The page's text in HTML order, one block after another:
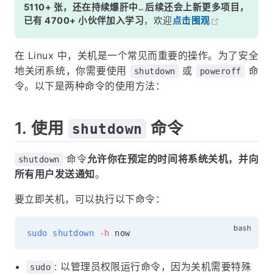
5110+ 张，还在持续爆肝中.. 后续还会上新更多项目，
已有 4700+ 小伙伴加入学习，欢迎点击围观
在 Linux 中，关机是一个常见而重要的操作。为了安全
地关闭系统，你需要使用
shutdown 或 poweroff
命
令。以下是两种命令的使用方法：
1. 使用 shutdown 命令
shutdown 命令允许你在预定的时间将系统关机，并向
所有用户发送通知。
要立即关机，可以执行以下命令：
sudo shutdown -h now
sudo : 以管理员权限运行命令，因为关机需要特殊